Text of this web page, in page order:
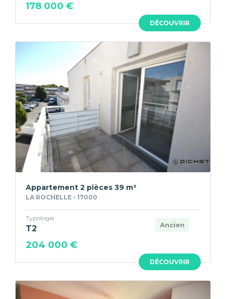
DÉCOUVRIR
178 000 €
DÉCOUVRIR
Appartement 2 pièces 39 m²
LA ROCHELLE - 17000
Ancien
Typologie
T2
204 000 €